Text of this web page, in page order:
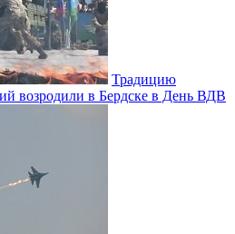
Традицию
возродили в Бердске в День ВДВ